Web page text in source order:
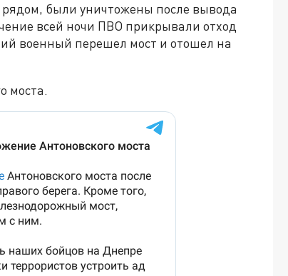
были уничтожены после вывода
всей ночи ПВО прикрывали отход
военный перешел мост и отошел на
моста.